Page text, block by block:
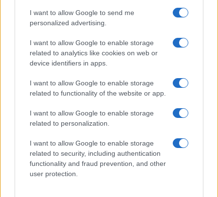
I want to allow Google to send me
personalized advertising.
I want to allow Google to enable storage
related to analytics like cookies on web or
device identifiers in apps.
I want to allow Google to enable storage
related to functionality of the website or app.
I want to allow Google to enable storage
related to personalization.
I want to allow Google to enable storage
related to security, including authentication
functionality and fraud prevention, and other
user protection.
Kallas nyilatkozatai felszínre hozták az
Európai Külügyi Szolgálaton belüli mélyebb
intézményi válságot. Egy magas rangú
bizottsági tisztviselő megjegyezte, hogy a
főképviselő „meggondolatlan kijelentései”
felerősítik a nemzeti kormányok – köztük
Franciaország, Németország, Svédország és
Finnország – részéről érkező bírálatokat.
Lincshangulat: Dél-Afrikában tombol
az erőszak az afrikai bevándorlókkal
szemben